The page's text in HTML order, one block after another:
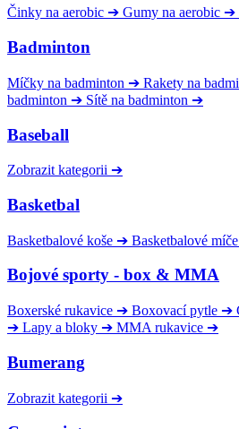
Činky na aerobic ➔ Gumy na aerobic ➔
Badminton
Míčky na badminton ➔ Rakety na
badminton ➔ Sítě na badminton ➔
Baseball
Zobrazit kategorii ➔
Basketbal
Basketbalové koše ➔ Basketbalové míče
Bojové sporty - box & MMA
Boxerské rukavice ➔ Boxovací pytle ➔
➔ Lapy a bloky ➔ MMA rukavice ➔
Bumerang
Zobrazit kategorii ➔